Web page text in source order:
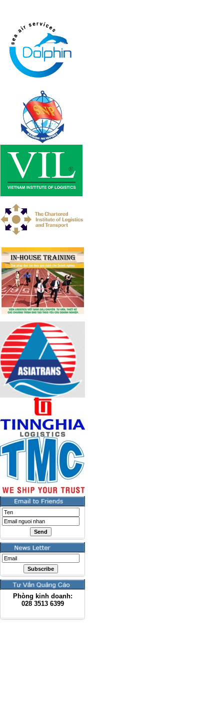
Phòng kinh doanh:
028 3513 6399